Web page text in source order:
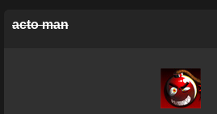
acto man